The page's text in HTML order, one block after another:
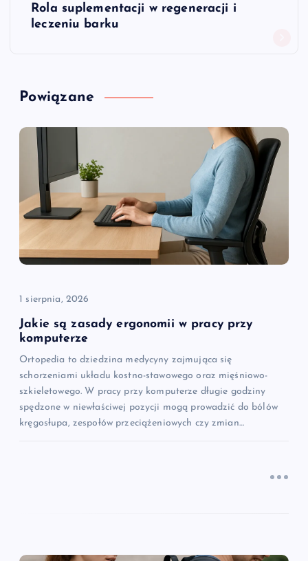
a
c
w
p
s
u
Rola suplementacji w regeneracji i
leczeniu barku
Powiązane
1 sierpnia, 2026
Jakie są zasady ergonomii w pracy przy
komputerze
Ortopedia to dziedzina medycyny zajmująca się
schorzeniami układu kostno-stawowego oraz mięśniowo-
szkieletowego. W pracy przy komputerze długie godziny
spędzone w niewłaściwej pozycji mogą prowadzić do bólów
kręgosłupa, zespołów przeciążeniowych czy zmian…